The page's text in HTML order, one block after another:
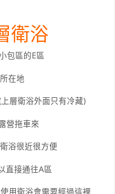
衛浴
包區的E區
在地
層衛浴外面只有冷藏)
營拖車來
浴很近很方便
直接通往A區
用衛浴會需要經過這裡